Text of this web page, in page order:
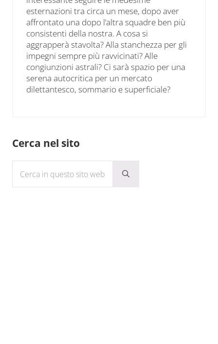
esternazioni tra circa un mese, dopo aver
affrontato una dopo l’altra squadre ben più
consistenti della nostra. A cosa si
aggrapperà stavolta? Alla stanchezza per gli
impegni sempre più ravvicinati? Alle
congiunzioni astrali? Ci sarà spazio per una
serena autocritica per un mercato
dilettantesco, sommario e superficiale?
Sidebar
Cerca nel sito
Submit search